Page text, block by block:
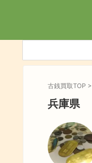
古銭買取TOP >
兵庫県